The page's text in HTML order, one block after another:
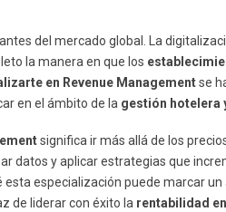
del mercado global. La
la manera en que los
en Revenue Managementse
en el ámbito de la gestión hotelera
significa ir más allá de los
datos y aplicar estrategias que
especialización puede marcar un
de liderar con éxito larentabilidad